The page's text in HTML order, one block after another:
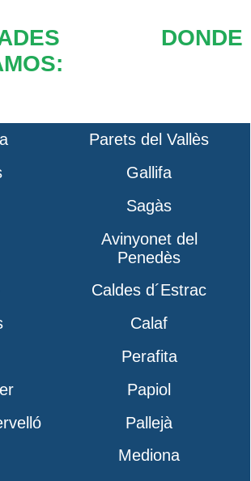
DONDE
Parets del Vallès
Gallifa
Sagàs
Avinyonet del
Penedès
Caldes d´Estrac
Calaf
Perafita
Papiol
Pallejà
Mediona